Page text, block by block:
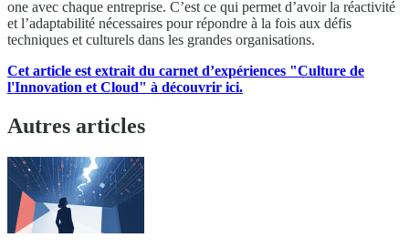
one avec chaque entreprise. C’est ce qui permet d’avoir la réactivité
et l’adaptabilité nécessaires pour répondre à la fois aux défis
techniques et culturels dans les grandes organisations.
Cet article est extrait du carnet d’expériences "Culture de
l'Innovation et Cloud" à découvrir ici.
Autres articles